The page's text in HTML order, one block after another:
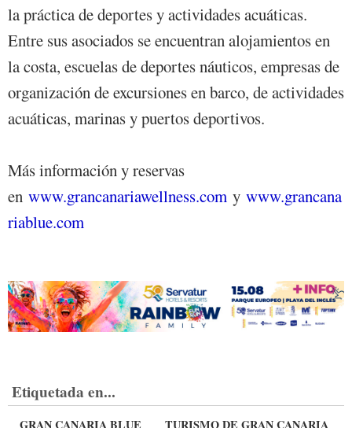
la práctica de deportes y actividades acuáticas.
Entre sus asociados se encuentran alojamientos en
la costa, escuelas de deportes náuticos, empresas de
organización de excursiones en barco, de actividades
acuáticas, marinas y puertos deportivos.
Más información y reservas
en www.grancanariawellness.com y www.grancana
riablue.com
Etiquetada en...